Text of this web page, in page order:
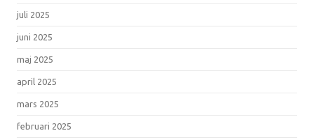
juli 2025
juni 2025
maj 2025
april 2025
mars 2025
februari 2025